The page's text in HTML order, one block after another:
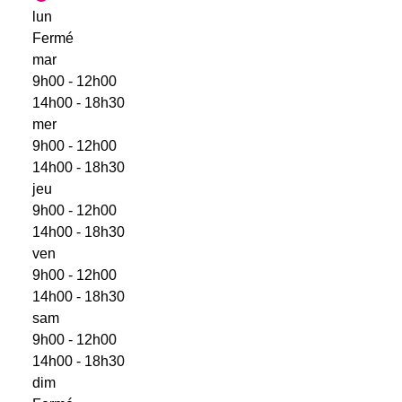
lun
Fermé
mar
9h00 - 12h00
14h00 - 18h30
mer
9h00 - 12h00
14h00 - 18h30
jeu
9h00 - 12h00
14h00 - 18h30
ven
9h00 - 12h00
14h00 - 18h30
sam
9h00 - 12h00
14h00 - 18h30
dim